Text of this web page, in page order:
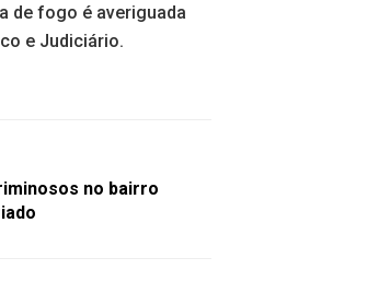
de fogo é averiguada
e Judiciário.
no bairro